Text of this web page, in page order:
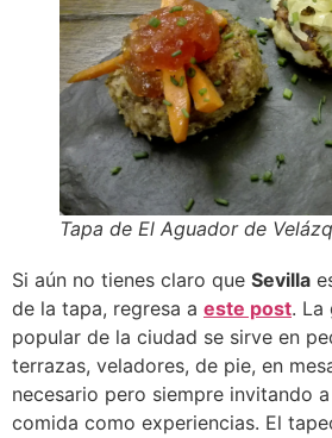
Tapa de El Aguador de
Si aún no tienes claro que Sevilla
de la tapa, regresa a este post. La
popular de la ciudad se sirve en
terrazas, veladores, de pie, en
necesario pero siempre invitando
comida como experiencias. El